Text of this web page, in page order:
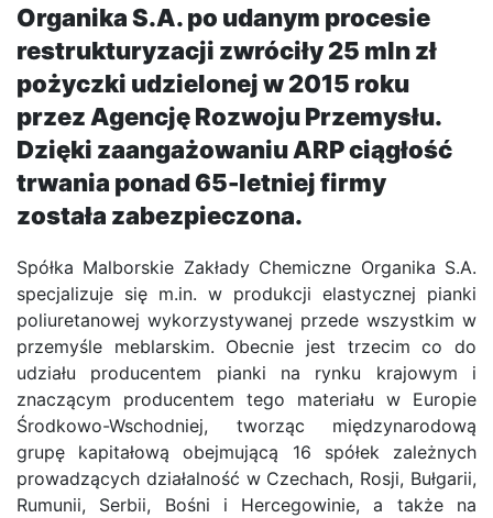
Organika S.A. po udanym procesie
restrukturyzacji zwróciły 25 mln zł
pożyczki udzielonej w 2015 roku
przez Agencję Rozwoju Przemysłu.
Dzięki zaangażowaniu ARP ciągłość
trwania ponad 65-letniej firmy
została zabezpieczona.
Spółka Malborskie Zakłady Chemiczne Organika S.A.
specjalizuje się m.in. w produkcji elastycznej pianki
poliuretanowej wykorzystywanej przede wszystkim w
przemyśle meblarskim. Obecnie jest trzecim co do
udziału producentem pianki na rynku krajowym i
znaczącym producentem tego materiału w Europie
Środkowo-Wschodniej, tworząc międzynarodową
grupę kapitałową obejmującą 16 spółek zależnych
prowadzących działalność w Czechach, Rosji, Bułgarii,
Rumunii, Serbii, Bośni i Hercegowinie, a także na